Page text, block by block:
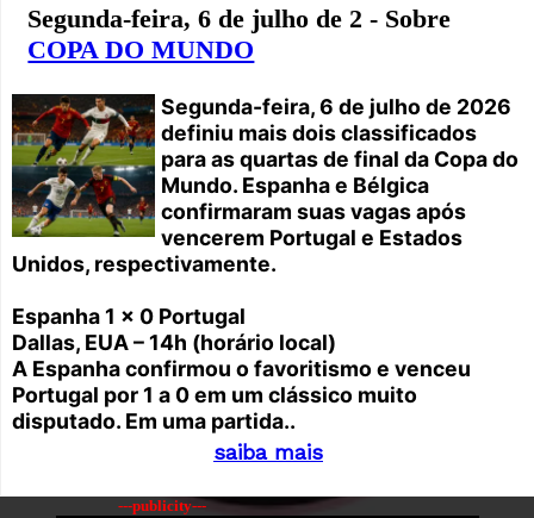
Segunda-feira, 6 de julho de 2 - Sobre
COPA DO MUNDO
Segunda-feira, 6 de julho de 2026
definiu mais dois classificados
para as quartas de final da Copa do
Mundo. Espanha e Bélgica
confirmaram suas vagas após
vencerem Portugal e Estados
Unidos, respectivamente.
Espanha 1 x 0 Portugal
Dallas, EUA – 14h (horário local)
A Espanha confirmou o favoritismo e venceu
Portugal por 1 a 0 em um clássico muito
disputado. Em uma partida..
saiba mais
---publicity---